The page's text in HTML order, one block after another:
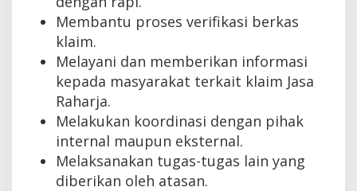
Membantu proses verifikasi berkas
klaim.
Melayani dan memberikan informasi
kepada masyarakat terkait klaim Jasa
Raharja.
Melakukan koordinasi dengan pihak
internal maupun eksternal.
Melaksanakan tugas-tugas lain yang
diberikan oleh atasan.